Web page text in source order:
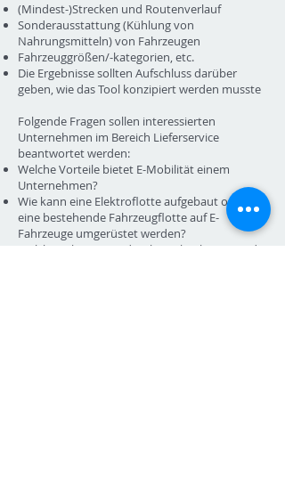
(Mindest-)Strecken und Routenverlauf
Sonderausstattung (Kühlung von
Nahrungsmitteln) von Fahrzeugen
Fahrzeuggrößen/-kategorien, etc.
Die Ergebnisse sollten Aufschluss darüber
geben, wie das Tool konzipiert werden musste
Folgende Fragen sollen interessierten
Unternehmen im Bereich Lieferservice
beantwortet werden:
Welche Vorteile bietet E-Mobilität einem
Unternehmen?
Wie kann eine Elektroflotte aufgebaut oder
eine bestehende Fahrzeugflotte auf E-
Fahrzeuge umgerüstet werden?
Welche Faktoren sind zu berücksichtigen und